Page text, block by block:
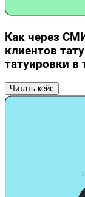
Как через
клиентов
татуировки в
Читать кейс